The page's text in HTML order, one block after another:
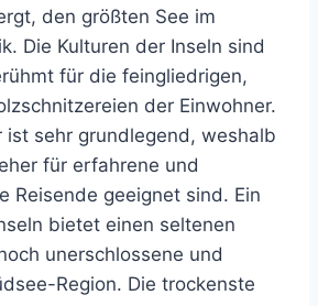
den größten See im
Die Kulturen der Inseln sind
für die feingliedrigen,
der Einwohner.
ist sehr grundlegend, weshalb
für erfahrene und
Reisende geeignet sind. Ein
bietet einen seltenen
unerschlossene und
Region. Die trockenste